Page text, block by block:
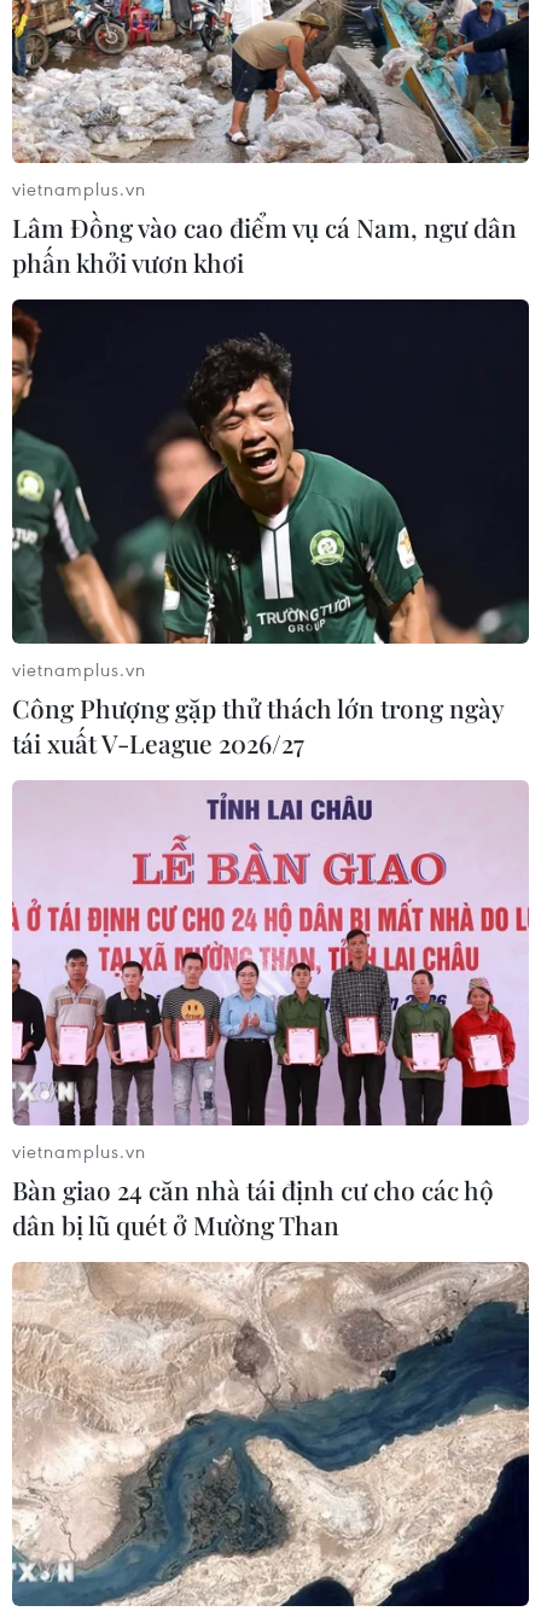
Quốc hội khóa XVI: Đặt nền tảng chiến lược từ
công tác nhân sự cấp cao
Triển khai Nghị quyết 80: Đề xuất một số cơ chế,
chính sách phát triển văn hóa
TIN LIÊN QUAN
Hà Nội thông qua quy hoạch 100
năm, lấy sông Hồng làm trung tâm
17/05/2026 13:15
Hà Nội định hướng trở thành siêu đô thị bền vững,
thông minh và kết nối toàn cầu, phát triển theo cấu trúc
“đa tầng - đa lớp - đa cực - đa trung tâm,” lấy sông
Hồng làm trục cảnh quan chủ đạo.
Hà Nội lên kế hoạch phát triển du lịch
đường sông giai đoạn 2026-2030
26/05/2026 06:03
Du lịch đường sông của Hà Nội trong giai đoạn 2026-
2030 được lên kế hoạch phát triển nhằm đồng hành với
vietnamplus.vn
Lâm Đồng vào cao điểm vụ cá Nam, ngư dân
phấn khởi vươn khơi
vietnamplus.vn
Công Phượng gặp thử thách lớn trong ngày
tái xuất V-League 2026/27
vietnamplus.vn
Bàn giao 24 căn nhà tái định cư cho các hộ
dân bị lũ quét ở Mường Than